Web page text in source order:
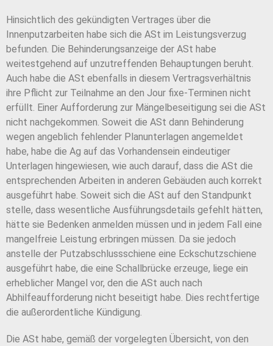
Hinsichtlich des gekündigten Vertrages über die
Innenputzarbeiten habe sich die ASt im Leistungsverzug
befunden. Die Behinderungsanzeige der ASt habe
weitestgehend auf unzutreffenden Behauptungen beruht.
Auch habe die ASt ebenfalls in diesem Vertragsverhältnis
ihre Pflicht zur Teilnahme an den Jour fixe-Terminen nicht
erfüllt. Einer Aufforderung zur Mängelbeseitigung sei die ASt
nicht nachgekommen. Soweit die ASt dann Behinderung
wegen angeblich fehlender Planunterlagen angemeldet
habe, habe die Ag auf das Vorhandensein eindeutiger
Unterlagen hingewiesen, wie auch darauf, dass die ASt die
entsprechenden Arbeiten in anderen Gebäuden auch korrekt
ausgeführt habe. Soweit sich die ASt auf den Standpunkt
stelle, dass wesentliche Ausführungsdetails gefehlt hätten,
hätte sie Bedenken anmelden müssen und in jedem Fall eine
mangelfreie Leistung erbringen müssen. Da sie jedoch
anstelle der Putzabschlussschiene eine Eckschutzschiene
ausgeführt habe, die eine Schallbrücke erzeuge, liege ein
erheblicher Mangel vor, den die ASt auch nach
Abhilfeaufforderung nicht beseitigt habe. Dies rechtfertige
die außerordentliche Kündigung.
Die ASt habe, gemäß der vorgelegten Übersicht, von den